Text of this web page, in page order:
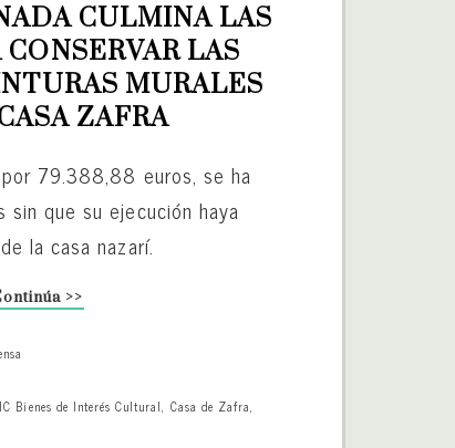
CULMINA LAS
CONSERVAR LAS
MURALES
ZAFRA
79.388,88 euros, se ha
que su ejecución haya
la casa nazarí.
>>
Bienes de Interés Cultural, Casa de Zafra,